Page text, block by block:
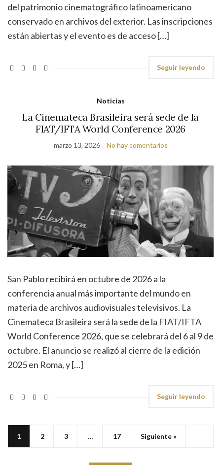
del patrimonio cinematográfico latinoamericano
conservado en archivos del exterior. Las inscripciones
están abiertas y el evento es de acceso […]
Seguir leyendo
Noticias
La Cinemateca Brasileira será sede de la
FIAT/IFTA World Conference 2026
marzo 13, 2026 No hay comentarios
San Pablo recibirá en octubre de 2026 a la
conferencia anual más importante del mundo en
materia de archivos audiovisuales televisivos. La
Cinemateca Brasileira será la sede de la FIAT/IFTA
World Conference 2026, que se celebrará del 6 al 9 de
octubre. El anuncio se realizó al cierre de la edición
2025 en Roma, y […]
Seguir leyendo
1 2 3 … 17 Siguiente »